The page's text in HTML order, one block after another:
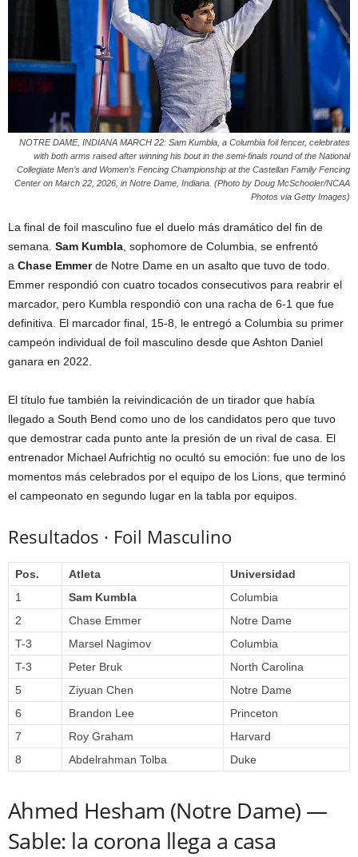
NOTRE DAME, INDIANA MARCH 22: Sam Kumbla, a Columbia foil fencer, celebrates
with both arms raised after winning his bout in the semi-finals round of the National
Collegiate Men’s and Women’s Fencing Championship at the Castellan Family Fencing
Center on March 22, 2026, in Notre Dame, Indiana. (Photo by Doug McSchooler/NCAA
Photos via Getty Images)
La final de foil masculino fue el duelo más dramático del fin de
semana. Sam Kumbla , sophomore de Columbia, se enfrentó
a Chase Emmerde Notre Dame en un asalto que tuvo de todo.
Emmer respondió con cuatro tocados consecutivos para reabrir el
marcador, pero Kumbla respondió con una racha de 6-1 que fue
definitiva. El marcador final, 15-8, le entregó a Columbia su primer
campeón individual de foil masculino desde que Ashton Daniel
ganara en 2022.
El título fue también la reivindicación de un tirador que había
llegado a South Bend como uno de los candidatos pero que tuvo
que demostrar cada punto ante la presión de un rival de casa. El
entrenador Michael Aufrichtig no ocultó su emoción: fue uno de los
momentos más celebrados por el equipo de los Lions, que terminó
el campeonato en segundo lugar en la tabla por equipos.
Resultados · Foil Masculino
Pos. Atleta
Universidad
1
Sam Kumbla
Columbia
2
Chase Emmer
Notre Dame
T-3
Marsel Nagimov
Columbia
T-3
Peter Bruk
North Carolina
5
Ziyuan Chen
Notre Dame
6
Brandon Lee
Princeton
7
Roy Graham
Harvard
8
Abdelrahman Tolba Duke
Ahmed Hesham (Notre Dame) —
Sable: la corona llega a casa